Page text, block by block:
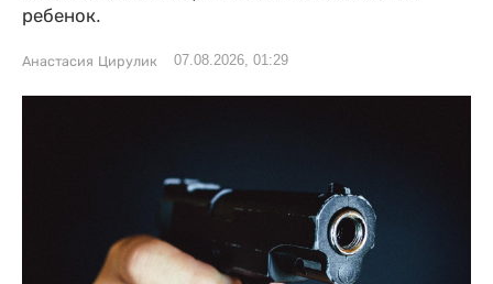
ребенок.
Анастасия Цирулик 07.08.2026, 01:29